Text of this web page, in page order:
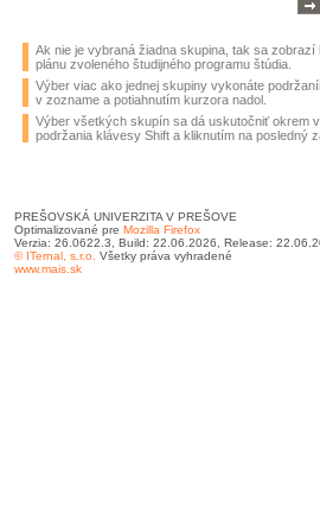
Ak nie je vybraná žiadna skupina, tak sa
plánu zvoleného študijného programu štúdia.
Výber viac ako jednej skupiny vykonáte
v zozname a potiahnutím kurzora nadol.
Výber všetkých skupín sa dá uskutočniť okrem
podržania klávesy Shift a kliknutím na posledný
PREŠOVSKÁ UNIVERZITA V PREŠOVE
Optimalizované pre Mozilla Firefox
Verzia: 26.0622.3, Build: 22.06.2026, Release:
© ITernal, s.r.o. Všetky práva vyhradené
www.mais.sk